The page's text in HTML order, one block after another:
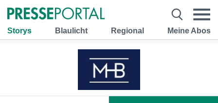
Storys Blaulicht Regional Meine Abos